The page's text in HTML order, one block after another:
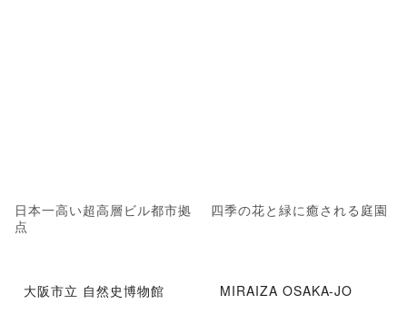
日本一高い超高層ビル都市拠
点
四季の花と緑に癒される庭園
大阪市立 自然史博物館 MIRAIZA OSAKA-JO